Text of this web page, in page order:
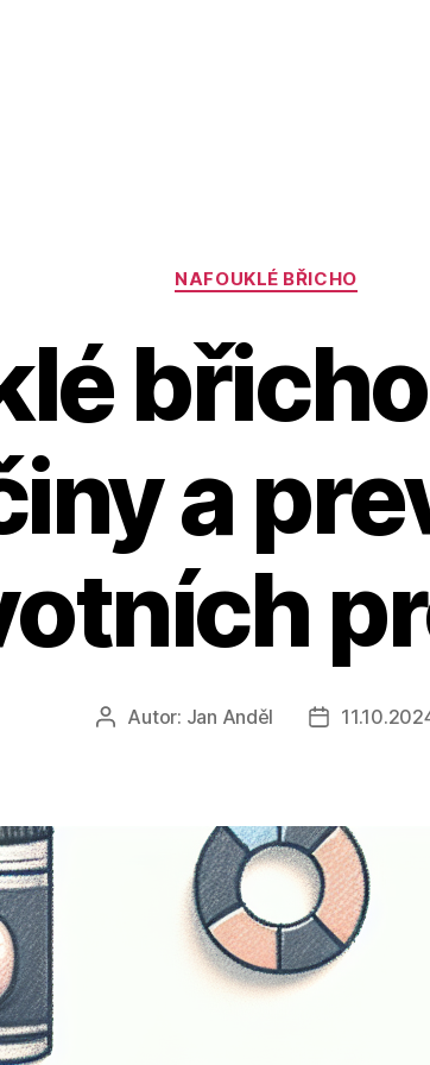
Rubriky
NAFOUKLÉ BŘICHO
a
AutorAutor: Jan Anděl
Datum